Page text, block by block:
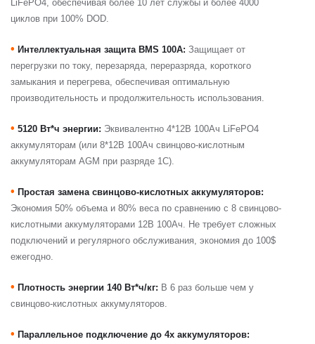
LiFePO4, обеспечивая более 10 лет службы и более 4000
циклов при 100% DOD.
• Интеллектуальная защита BMS 100A: Защищает от
перегрузки по току, перезаряда, переразряда, короткого
замыкания и перегрева, обеспечивая оптимальную
производительность и продолжительность использования.
• 5120 Вт*ч энергии: Эквивалентно 4*12В 100Ач LiFePO4
аккумуляторам (или 8*12В 100Ач свинцово-кислотным
аккумуляторам AGM при разряде 1С).
• Простая замена свинцово-кислотных аккумуляторов:
Экономия 50% объема и 80% веса по сравнению с 8 свинцово-
кислотными аккумуляторами 12В 100Ач. Не требует сложных
подключений и регулярного обслуживания, экономия до 100$
ежегодно.
• Плотность энергии 140 Вт*ч/кг: В 6 раз больше чем у
свинцово-кислотных аккумуляторов.
• Параллельное подключение до 4х аккумуляторов: